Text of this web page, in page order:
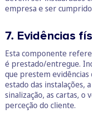
empresa e ser
7. Evidências
Esta componente
é prestado/entregue.
que prestem evidências
estado das instalações,
sinalização, as cartas, o
perceção do cliente.